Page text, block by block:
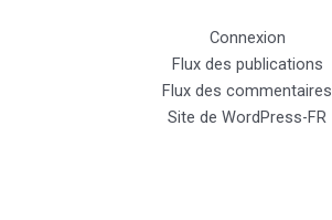
Connexion
Flux des publications
Flux des commentaires
Site de WordPress-FR